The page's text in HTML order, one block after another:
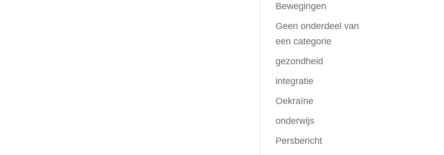
Bewegingen
Geen onderdeel van
een categorie
gezondheid
integratie
Oekraïne
onderwijs
Persbericht